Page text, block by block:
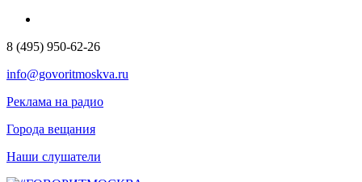
8 (495) 950-62-26
info@govoritmoskva.ru
Реклама на радио
Города вещания
Наши слушатели